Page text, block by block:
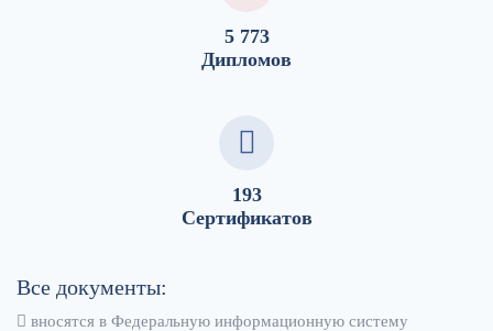
5 773
Дипломов
193
Сертификатов
Все документы:
вносятся в Федеральную информационную систему